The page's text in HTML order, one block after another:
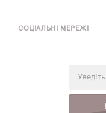
СОЦІАЛЬНІ МЕРЕЖІ